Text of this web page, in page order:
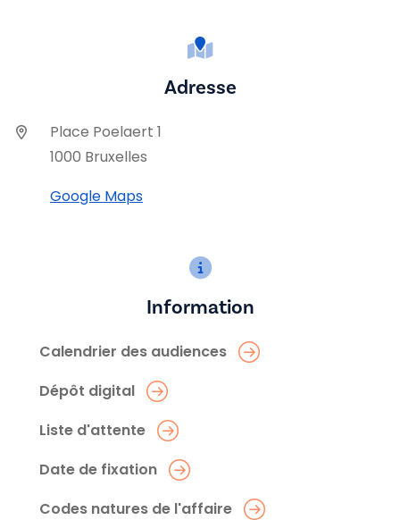
Adresse
Place Poelaert 1
1000 Bruxelles
Google Maps
Information
Calendrier des audiences
Dépôt digital
Liste d'attente
Date de fixation
Codes natures de l'affaire